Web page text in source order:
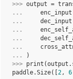
>>> output =
...
enc_input
...
dec_input
...
...
...
...
)
>>> print (output .
paddle.Size([ 2, 6